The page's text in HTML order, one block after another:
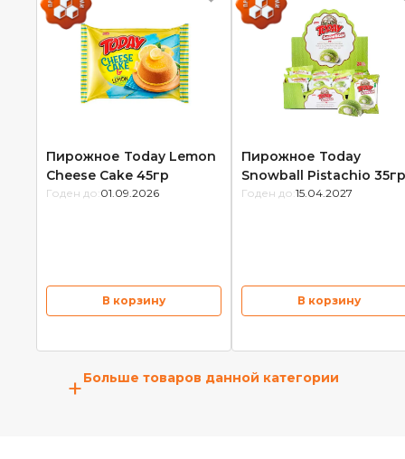
Пирожное Today Lemon
Cheese Cake 45гр
Годен до: 01.09.2026
В корзину
Пирожное Today
Snowball Pistachio 35гр
Годен до: 15.04.2027
В корзину
+Больше товаров данной категории